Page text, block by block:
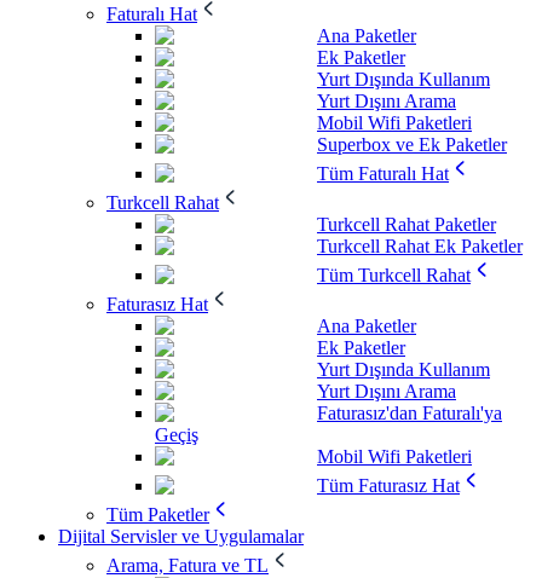
Faturalı Hat
Ana Paketler
Ek Paketler
Yurt Dışında Kullanım
Yurt Dışını Arama
Mobil Wifi Paketleri
Superbox ve Ek Paketler
Tüm Faturalı Hat
Turkcell Rahat
Turkcell Rahat Paketler
Turkcell Rahat Ek Paketler
Tüm Turkcell Rahat
Faturasız Hat
Ana Paketler
Ek Paketler
Yurt Dışında Kullanım
Yurt Dışını Arama
Faturasız'dan Faturalı'ya
Geçiş
Mobil Wifi Paketleri
Tüm Faturasız Hat
Tüm Paketler
Dijital Servisler ve Uygulamalar
Arama, Fatura ve TL